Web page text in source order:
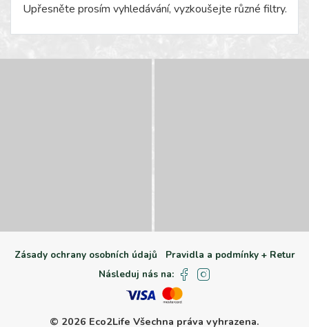
Upřesněte prosím vyhledávání, vyzkoušejte různé filtry.
Zásady ochrany osobních údajů
Pravidla a podmínky + Retur
Následuj nás na:
© 2026 Eco2Life Všechna práva vyhrazena.